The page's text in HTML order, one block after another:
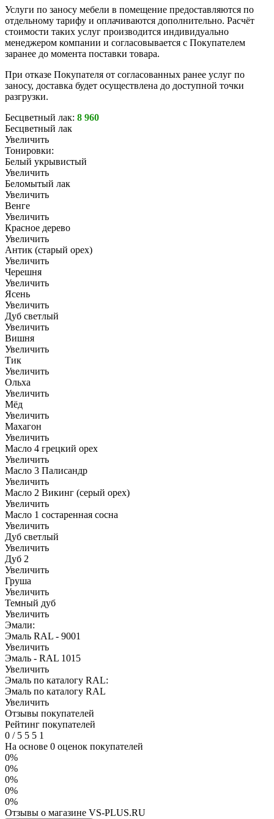
Услуги по заносу мебели в помещение предоставляются по
отдельному тарифу и оплачиваются дополнительно. Расчёт
стоимости таких услуг производится индивидуально
менеджером компании и согласовывается с Покупателем
заранее до момента поставки товара.
При отказе Покупателя от согласованных ранее услуг по
заносу, доставка будет осуществлена до доступной точки
разгрузки.
Бесцветный лак: 8 960
Бесцветный лак
Увеличить
Тонировки:
Белый укрывистый
Увеличить
Беломытый лак
Увеличить
Венге
Увеличить
Красное дерево
Увеличить
Антик (старый орех)
Увеличить
Черешня
Увеличить
Ясень
Увеличить
Дуб светлый
Увеличить
Вишня
Увеличить
Тик
Увеличить
Ольха
Увеличить
Мёд
Увеличить
Махагон
Увеличить
Масло 4 грецкий орех
Увеличить
Масло 3 Палисандр
Увеличить
Масло 2 Викинг (серый орех)
Увеличить
Масло 1 состаренная сосна
Увеличить
Дуб светлый
Увеличить
Дуб 2
Увеличить
Груша
Увеличить
Темный дуб
Увеличить
Эмали:
Эмаль RAL - 9001
Увеличить
Эмаль - RAL 1015
Увеличить
Эмаль по каталогу RAL:
Эмаль по каталогу RAL
Увеличить
Отзывы покупателей
Рейтинг покупателей
0 /5 5 5 1
На основе 0 оценок покупателей
0%
0%
0%
0%
0%
Отзывы о магазине VS-PLUS.RU